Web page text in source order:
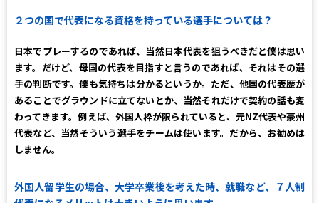
２つの国で代表になる資格を持っている選手については？
日本でプレーするのであれば、当然日本代表を狙うべきだと僕は思い
ます。だけど、母国の代表を目指すと言うのであれば、それはその選
手の判断です。僕も気持ちは分かるというか。ただ、他国の代表歴が
あることでグラウンドに立てないとか、当然それだけで契約の話も変
わってきます。例えば、外国人枠が限られていると、元NZ代表や豪州
代表など、当然そういう選手をチームは使います。だから、お勧めは
しません。
外国人留学生の場合、大学卒業後を考えた時、就職など、７人制